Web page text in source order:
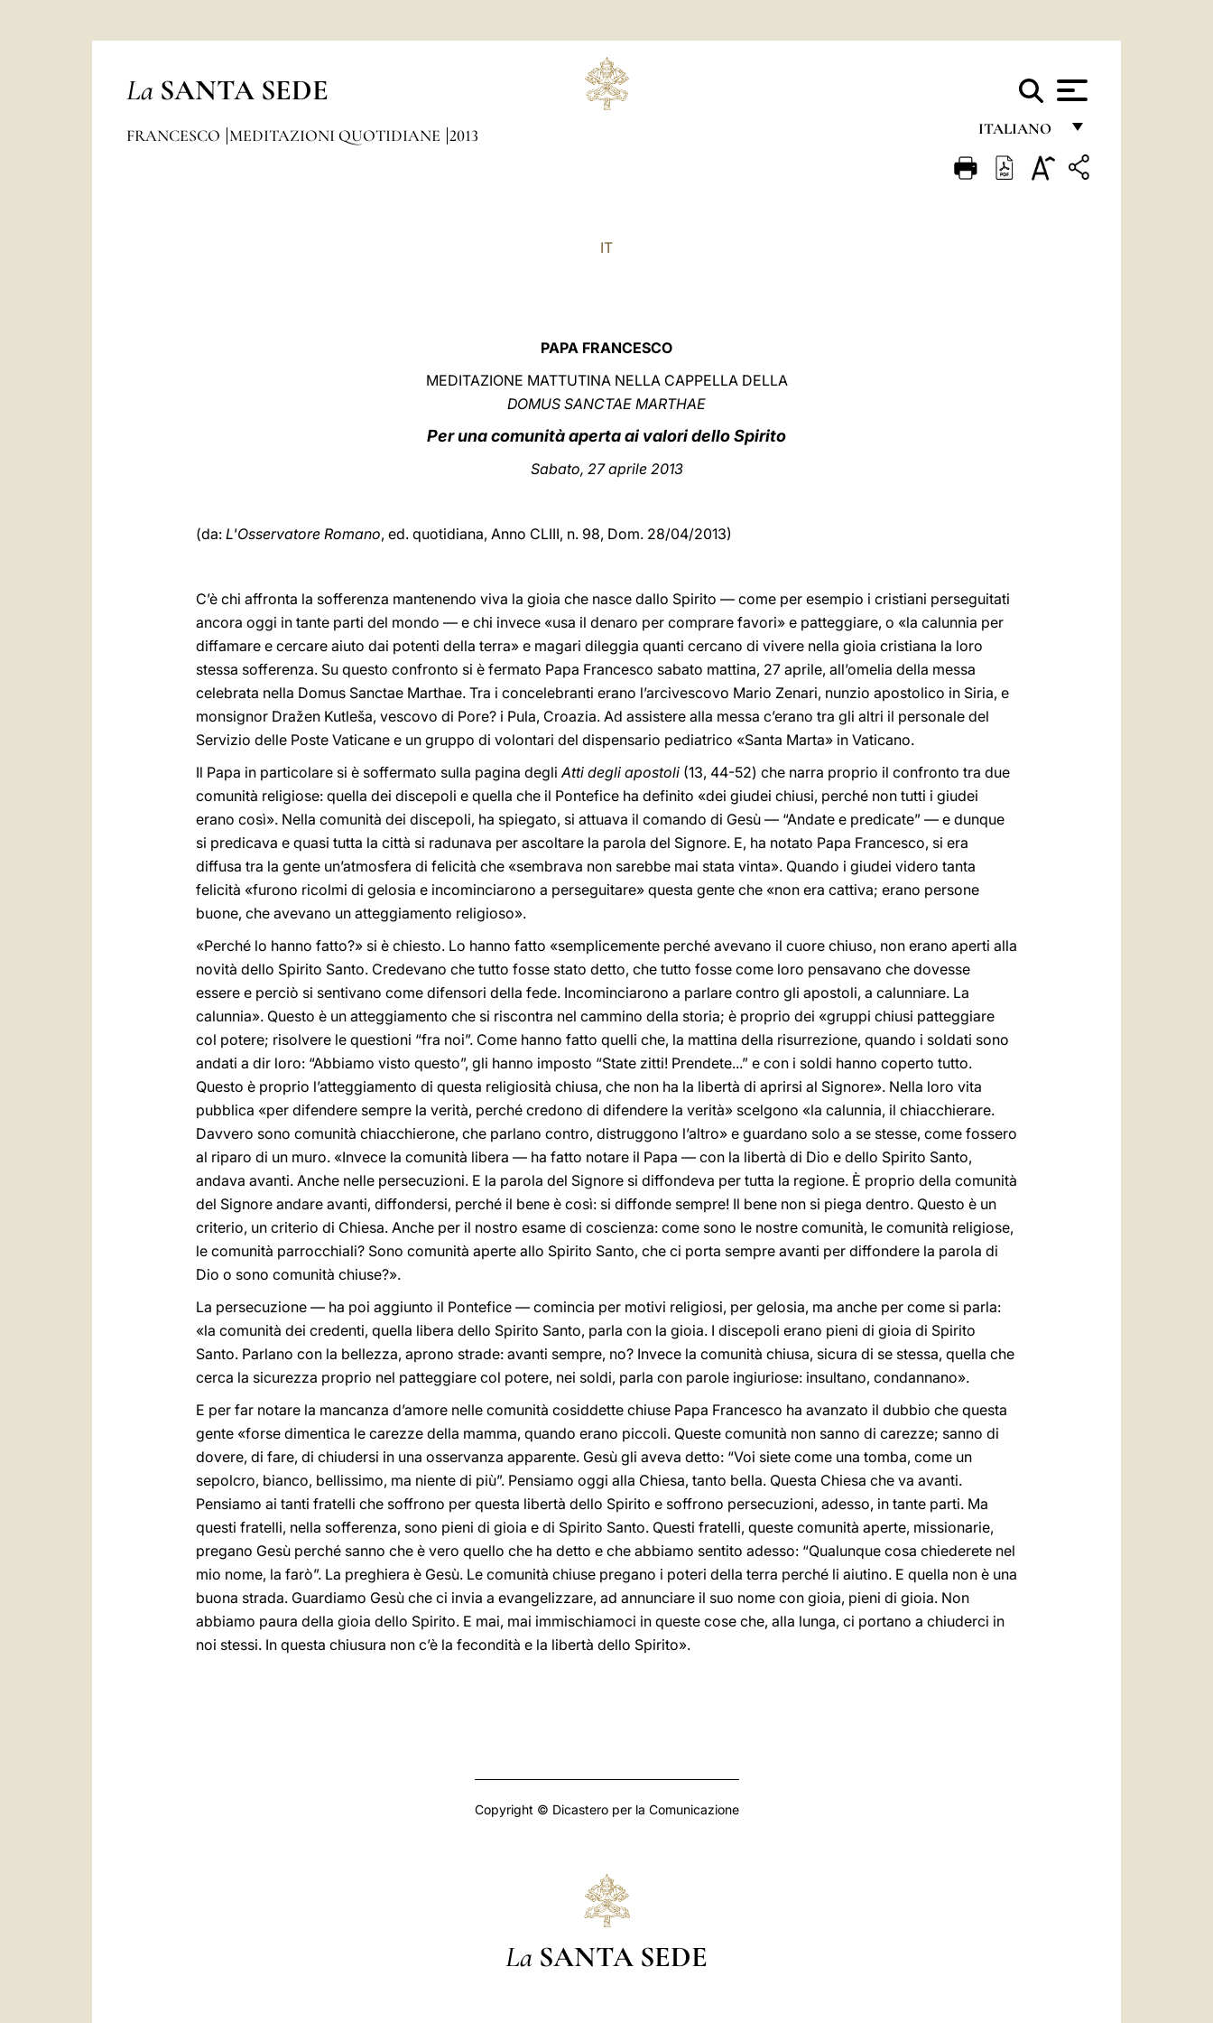
La SANTA SEDE
ITALIANO
FRANÇAIS
FRANCESCO MEDITAZIONI QUOTIDIANE 2013
IT
PAPA FRANCESCO
MEDITAZIONE MATTUTINA NELLA CAPPELLA DELLA
DOMUS SANCTAE MARTHAE
Per una comunità aperta ai valori dello Spirito
Sabato, 27 aprile 2013
(da: L'Osservatore Romano, ed. quotidiana, Anno CLIII, n. 98, Dom. 28/04/2013)
C’è chi affronta la sofferenza mantenendo viva la gioia che nasce dallo Spirito — come per esempio i cristiani perseguitati
ancora oggi in tante parti del mondo — e chi invece «usa il denaro per comprare favori» e patteggiare, o «la calunnia per
diffamare e cercare aiuto dai potenti della terra» e magari dileggia quanti cercano di vivere nella gioia cristiana la loro
stessa sofferenza. Su questo confronto si è fermato Papa Francesco sabato mattina, 27 aprile, all’omelia della messa
celebrata nella Domus Sanctae Marthae. Tra i concelebranti erano l’arcivescovo Mario Zenari, nunzio apostolico in Siria, e
monsignor Dražen Kutleša, vescovo di Pore? i Pula, Croazia. Ad assistere alla messa c’erano tra gli altri il personale del
Servizio delle Poste Vaticane e un gruppo di volontari del dispensario pediatrico «Santa Marta» in Vaticano.
Il Papa in particolare si è soffermato sulla pagina degliAtti degli apostoli (13, 44-52) che narra proprio il confronto tra due
comunità religiose: quella dei discepoli e quella che il Pontefice ha definito «dei giudei chiusi, perché non tutti i giudei
erano così». Nella comunità dei discepoli, ha spiegato, si attuava il comando di Gesù — “Andate e predicate” — e dunque
si predicava e quasi tutta la città si radunava per ascoltare la parola del Signore. E, ha notato Papa Francesco, si era
diffusa tra la gente un’atmosfera di felicità che «sembrava non sarebbe mai stata vinta». Quando i giudei videro tanta
felicità «furono ricolmi di gelosia e incominciarono a perseguitare» questa gente che «non era cattiva; erano persone
buone, che avevano un atteggiamento religioso».
«Perché lo hanno fatto?» si è chiesto. Lo hanno fatto «semplicemente perché avevano il cuore chiuso, non erano aperti alla
novità dello Spirito Santo. Credevano che tutto fosse stato detto, che tutto fosse come loro pensavano che dovesse
essere e perciò si sentivano come difensori della fede. Incominciarono a parlare contro gli apostoli, a calunniare. La
calunnia». Questo è un atteggiamento che si riscontra nel cammino della storia; è proprio dei «gruppi chiusi patteggiare
col potere; risolvere le questioni “fra noi”. Come hanno fatto quelli che, la mattina della risurrezione, quando i soldati sono
andati a dir loro: “Abbiamo visto questo”, gli hanno imposto “State zitti! Prendete...” e con i soldi hanno coperto tutto.
Questo è proprio l’atteggiamento di questa religiosità chiusa, che non ha la libertà di aprirsi al Signore». Nella loro vita
pubblica «per difendere sempre la verità, perché credono di difendere la verità» scelgono «la calunnia, il chiacchierare.
Davvero sono comunità chiacchierone, che parlano contro, distruggono l’altro» e guardano solo a se stesse, come fossero
al riparo di un muro. «Invece la comunità libera — ha fatto notare il Papa — con la libertà di Dio e dello Spirito Santo,
andava avanti. Anche nelle persecuzioni. E la parola del Signore si diffondeva per tutta la regione. È proprio della comunità
del Signore andare avanti, diffondersi, perché il bene è così: si diffonde sempre! Il bene non si piega dentro. Questo è un
criterio, un criterio di Chiesa. Anche per il nostro esame di coscienza: come sono le nostre comunità, le comunità religiose,
le comunità parrocchiali? Sono comunità aperte allo Spirito Santo, che ci porta sempre avanti per diffondere la parola di
Dio o sono comunità chiuse?».
La persecuzione — ha poi aggiunto il Pontefice — comincia per motivi religiosi, per gelosia, ma anche per come si parla:
«la comunità dei credenti, quella libera dello Spirito Santo, parla con la gioia. I discepoli erano pieni di gioia di Spirito
Santo. Parlano con la bellezza, aprono strade: avanti sempre, no? Invece la comunità chiusa, sicura di se stessa, quella che
cerca la sicurezza proprio nel patteggiare col potere, nei soldi, parla con parole ingiuriose: insultano, condannano».
E per far notare la mancanza d’amore nelle comunità cosiddette chiuse Papa Francesco ha avanzato il dubbio che questa
gente «forse dimentica le carezze della mamma, quando erano piccoli. Queste comunità non sanno di carezze; sanno di
dovere, di fare, di chiudersi in una osservanza apparente. Gesù gli aveva detto: “Voi siete come una tomba, come un
sepolcro, bianco, bellissimo, ma niente di più”. Pensiamo oggi alla Chiesa, tanto bella. Questa Chiesa che va avanti.
Pensiamo ai tanti fratelli che soffrono per questa libertà dello Spirito e soffrono persecuzioni, adesso, in tante parti. Ma
questi fratelli, nella sofferenza, sono pieni di gioia e di Spirito Santo. Questi fratelli, queste comunità aperte, missionarie,
pregano Gesù perché sanno che è vero quello che ha detto e che abbiamo sentito adesso: “Qualunque cosa chiederete nel
mio nome, la farò”. La preghiera è Gesù. Le comunità chiuse pregano i poteri della terra perché li aiutino. E quella non è una
buona strada. Guardiamo Gesù che ci invia a evangelizzare, ad annunciare il suo nome con gioia, pieni di gioia. Non
abbiamo paura della gioia dello Spirito. E mai, mai immischiamoci in queste cose che, alla lunga, ci portano a chiuderci in
noi stessi. In questa chiusura non c’è la fecondità e la libertà dello Spirito».
Copyright © Dicastero per la Comunicazione
La SANTA SEDE